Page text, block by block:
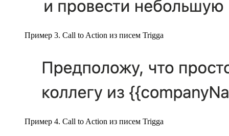
Пример 3. Call to Action из писем Trigga
Пример 4. Call to Action из писем Trigga